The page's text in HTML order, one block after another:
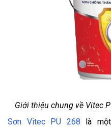
Giới thiệu chung về Vitec
Sơn Vitec PU 268
là